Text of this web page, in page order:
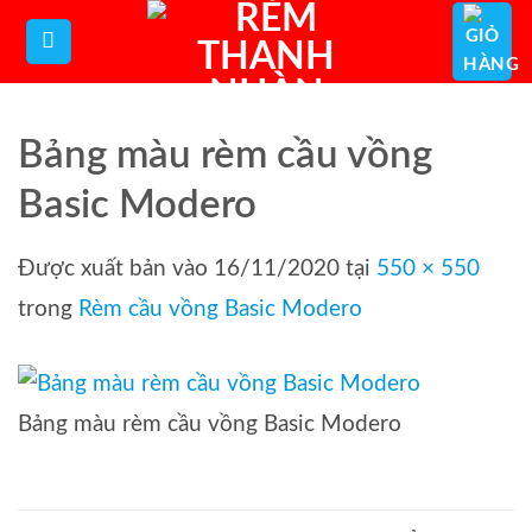
qua
dungBảng màu rèm cầu vồng
Basic Modero
Được xuất bản vào 16/11/2020 tại 550 × 550
trong Rèm cầu vồng Basic Modero
Bảng màu rèm cầu vồng Basic Modero